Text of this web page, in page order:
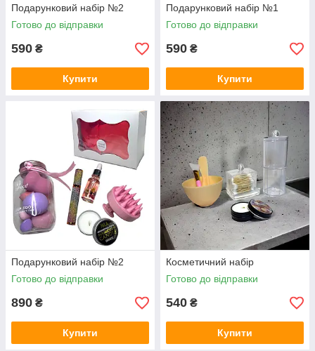
Подарунковий набір №2
Готово до відправки
590 ₴
Купити
Подарунковий набір №1
Готово до відправки
590 ₴
Купити
Подарунковий набір №2
Готово до відправки
890 ₴
Купити
Косметичний набір
Готово до відправки
540 ₴
Купити